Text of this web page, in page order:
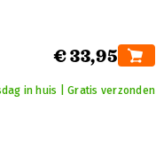
€ 33,95
in huis | Gratis verzonden